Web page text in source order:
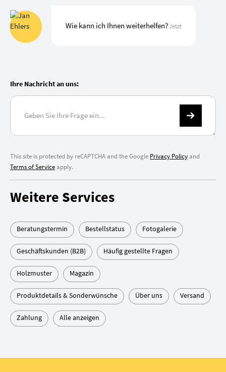
Wie kann ich Ihnen weiterhelfen?Jetzt
Ihre Nachricht an uns:
This site is protected by reCAPTCHA and the Google Privacy Policyand
Terms of Serviceapply.
Weitere Services
Beratungstermin Bestellstatus Fotogalerie
Geschäftskunden (B2B) Häufig gestellte Fragen
Holzmuster Magazin
Produktdetails & Sonderwünsche Über uns Versand
Zahlung Alle anzeigen